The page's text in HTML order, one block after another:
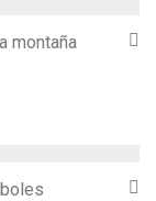
montaña